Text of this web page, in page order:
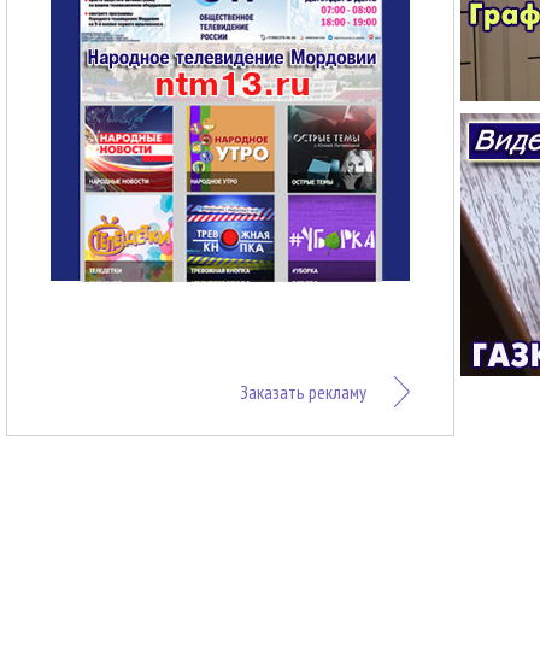
Заказать рекламу